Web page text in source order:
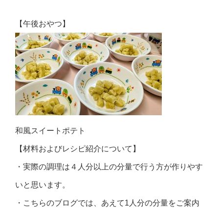
【午後おやつ】
和風スイートポテト
【材料およびレシピ紹介について】
・実際の調理は４人分以上の分量で行う方が作りやす
いと思います。
・こちらのブログでは、あえて1人分の分量をご案内